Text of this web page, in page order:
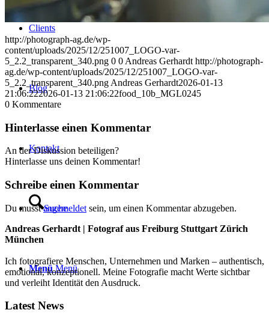
Clients
Blog
Kontakt
Suche
Menü Menü
http://photograph-ag.de/wp-
content/uploads/2025/12/251007_LOGO-var-
5_2.2_transparent_340.png 0 0 Andreas Gerhardt http://photograph-
ag.de/wp-content/uploads/2025/12/251007_LOGO-var-
5_2.2_transparent_340.png Andreas Gerhardt2026-01-13
21:06:222026-01-13 21:06:22food_10b_MGL0245
0 Kommentare
Hinterlasse einen Kommentar
An der Diskussion beteiligen?
Hinterlasse uns deinen Kommentar!
Schreibe einen Kommentar
Du musstangemeldet sein, um einen Kommentar abzugeben.
Andreas Gerhardt | Fotograf aus Freiburg Stuttgart Zürich
München
Ich fotografiere Menschen, Unternehmen und Marken – authentisch,
emotional, konzeptionell. Meine Fotografie macht Werte sichtbar
und verleiht Identität den Ausdruck.
Latest News